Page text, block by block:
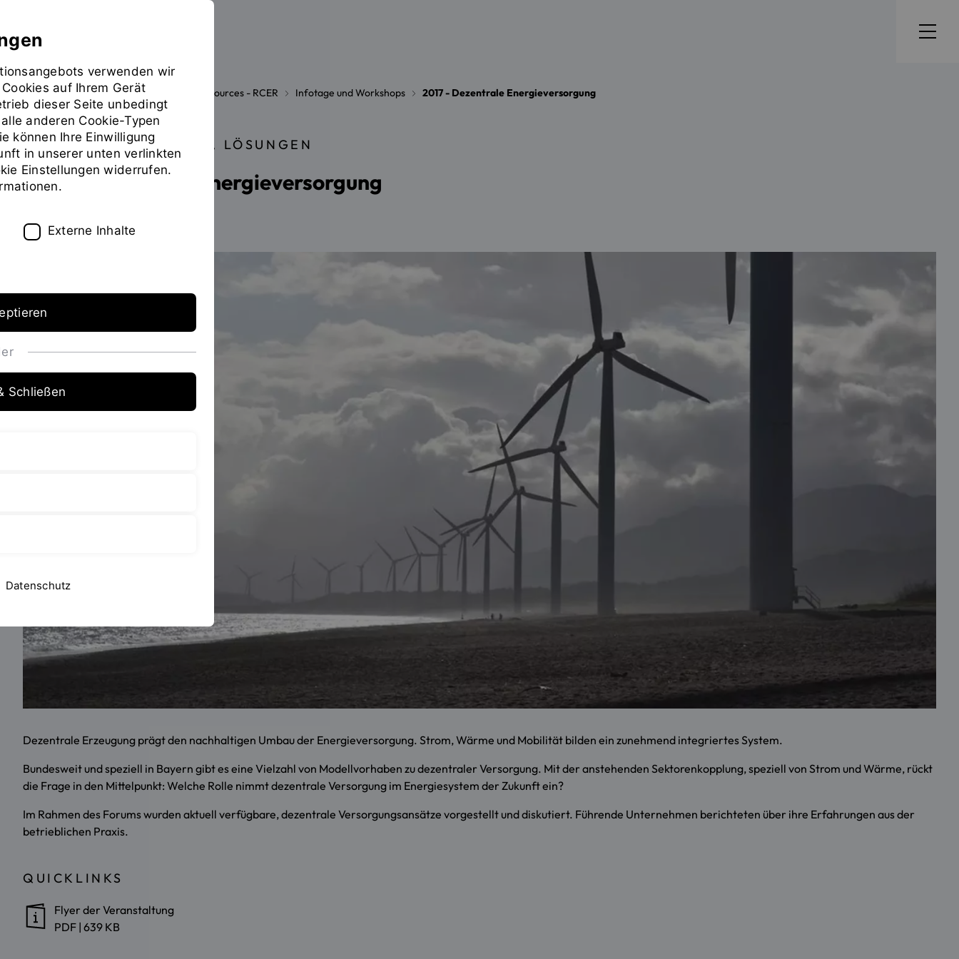
Sie
befinden
sich
auf
der
Seite
"2017
Dezentrale
Energieversorgung"
Research Center of Energy and Resources - RCER Infotage und Workshops 2017 - Dezentrale Energieversorgung
RELEVANZ, POTENTIAL, LÖSUNGEN
2017 | Dezentrale Energieversorgung
Dezentrale Erzeugung prägt den nachhaltigen Umbau der Energieversorgung. Strom, Wärme und Mobilität bilden ein zunehmend integriertes System.
Bundesweit und speziell in Bayern gibt es eine Vielzahl von Modellvorhaben zu dezentraler Versorgung. Mit der anstehenden Sektorenkopplung, speziell von Strom und Wärme, rückt
die Frage in den Mittelpunkt: Welche Rolle nimmt dezentrale Versorgung im Energiesystem der Zukunft ein?
Im Rahmen des Forums wurden aktuell verfügbare, dezentrale Versorgungsansätze vorgestellt und diskutiert. Führende Unternehmen berichteten über ihre Erfahrungen aus der
betrieblichen Praxis.
QUICKLINKS
Flyer der Veranstaltung
PDF | 639 KB
verwenden wir
auf Ihrem Gerät
dieser Seite unbedingt
anderen Cookie-Typen
können Ihre Einwilligung
in unserer unten verlinkten
Einstellungen widerrufen.
Externe Inhalte
Schließen
Datenschutz